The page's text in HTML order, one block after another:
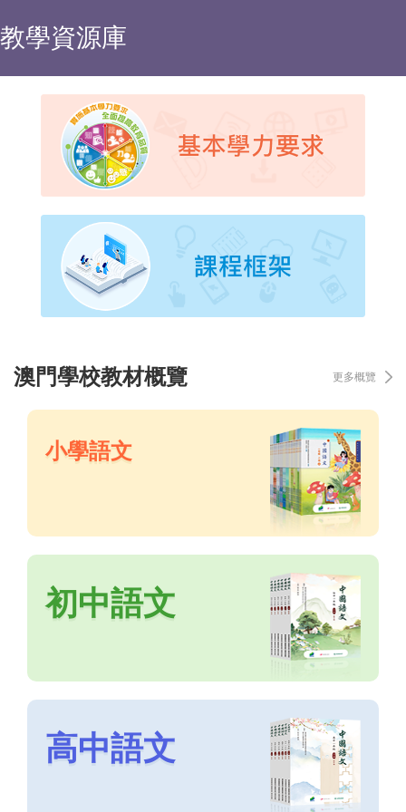
教學資源庫
澳門學校教材概覽 更多概覽
小學語文
初中語文
高中語文